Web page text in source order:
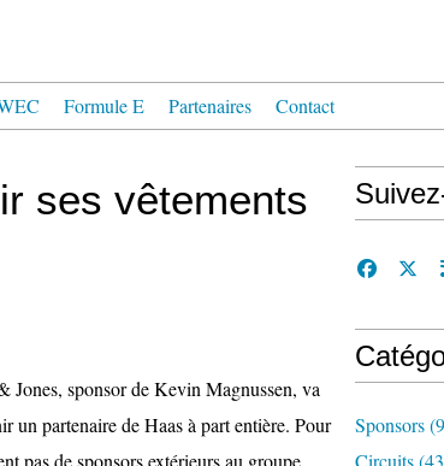
Formule E Partenaires Contact
ses vêtements
Jones, sponsor de Kevin Magnussen, va
un partenaire de Haas à part entière. Pour
pas de sponsors extérieurs au groupe
Sponsors
Circuits